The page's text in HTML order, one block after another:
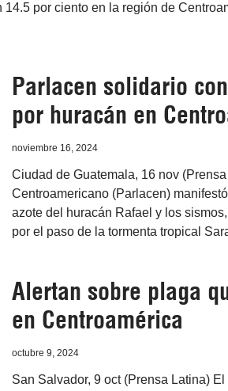
14.5 por ciento en la región de
Parlacen solidario
por huracán en
noviembre 16, 2024
Ciudad de Guatemala, 16 nov
Centroamericano (Parlacen)
azote del huracán Rafael y los
por el paso de la tormenta tropical
Alertan sobre plaga
en Centroamérica
octubre 9, 2024
San Salvador, 9 oct (Prensa Latina)